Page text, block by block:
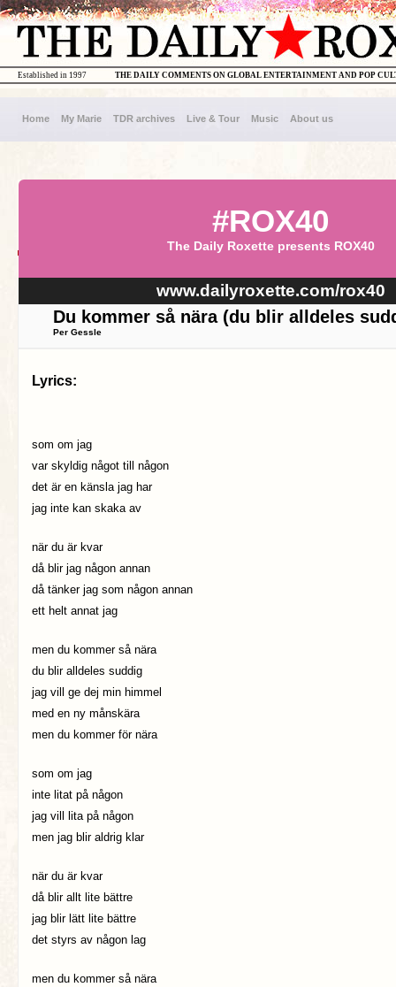
THE DAILY COMMENTS ON GLOBAL ENTERTAINMENT AND POP
Established in 1997
Home My Marie TDR archives Live & Tour Music About us
#ROX40
The Daily Roxette presents ROX40
www.dailyroxette.com/rox40
Du kommer så nära (du blir alldeles
Per Gessle
Lyrics:
som om jag
var skyldig något till någon
det är en känsla jag har
jag inte kan skaka av
när du är kvar
då blir jag någon annan
då tänker jag som någon annan
ett helt annat jag
men du kommer så nära
du blir alldeles suddig
jag vill ge dej min himmel
med en ny månskära
men du kommer för nära
som om jag
inte litat på någon
jag vill lita på någon
men jag blir aldrig klar
när du är kvar
då blir allt lite bättre
jag blir lätt lite bättre
det styrs av någon lag
men du kommer så nära